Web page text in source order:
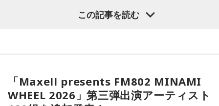
きない。同じ顔を見せないんですよ、自然が」と、その美し
さを語りました。そして海へ向け、「『美しくいてくれてあ
りがとう』という手紙は書きたくなります」と、故郷への深
【6位】獅子座（しし座）
太陽が獅子座を照らす今は、自分の人生を自分で演出してい
【7位】魚座（うお座）
直感の中に「これからの幸せ」のヒントが隠れていそう。損
得や正解より、なぜか惹かれるものを大切にしてみてくださ
伝説的フュージョンバンド、カシオペアの初期メンバー3人に
よる、かつしかトリオが、4枚目のオリジナルアルバム『SO-
この記事を読む
「Maxell presents FM802 MINAMI
WHEEL 2026」第三弾出演アーティスト